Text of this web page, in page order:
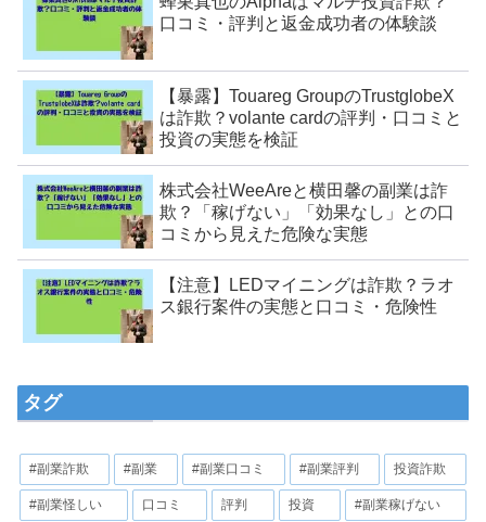
口コミ・評判と返金成功者の体験談
【暴露】Touareg GroupのTrustglobeX
は詐欺？volante cardの評判・口コミと
投資の実態を検証
株式会社WeeAreと横田馨の副業は詐
欺？「稼げない」「効果なし」との口
コミから見えた危険な実態
【注意】LEDマイニングは詐欺？ラオ
ス銀行案件の実態と口コミ・危険性
タグ
#副業詐欺 #副業 #副業口コミ #副業評判 投資詐欺
#副業怪しい 口コミ 評判 投資 #副業稼げない